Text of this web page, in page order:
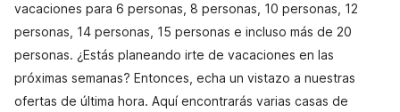
vacaciones para 6 personas, 8 personas, 10 personas, 12
personas, 14 personas, 15 personas e incluso más de 20
personas. ¿Estás planeando irte de vacaciones en las
próximas semanas? Entonces, echa un vistazo a nuestras
ofertas de última hora. Aquí encontrarás varias casas de